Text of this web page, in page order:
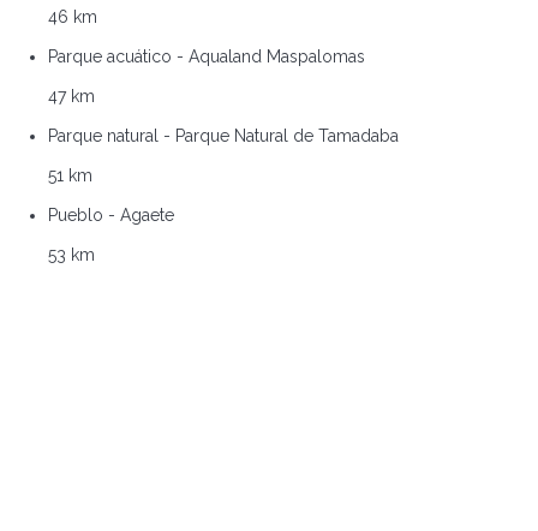
46 km
Parque acuático - Aqualand Maspalomas
47 km
Parque natural - Parque Natural de Tamadaba
51 km
Pueblo - Agaete
53 km